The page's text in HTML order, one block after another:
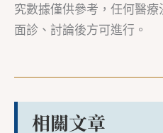
究數據僅供參考，任何醫
面診、討論後方可進行。
相關文章